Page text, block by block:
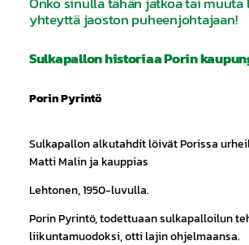
yhteyttä jaoston puheenjohtajaan!
Sulkapallon historiaa Porin
Porin Pyrintö
Sulkapallon alkutahdit löivät Porissa
Matti Malin ja kauppias
Lehtonen, 1950-luvulla.
Porin Pyrintö, todettuaan sulkapalloilun
liikuntamuodoksi, otti lajin ohjelmaansa.